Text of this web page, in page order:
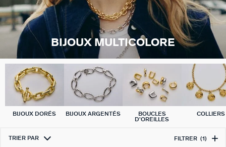
BIJOUX MULTICOLORE
BIJOUX DORÉS BIJOUX ARGENTÉS
BOUCLES
D'OREILLES
COLLIERS
TRIER PAR FILTRER (1)